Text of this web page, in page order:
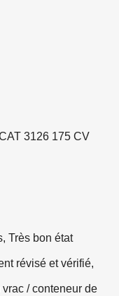
3126 175 CV
Très bon état
révisé et vérifié,
/ conteneur de